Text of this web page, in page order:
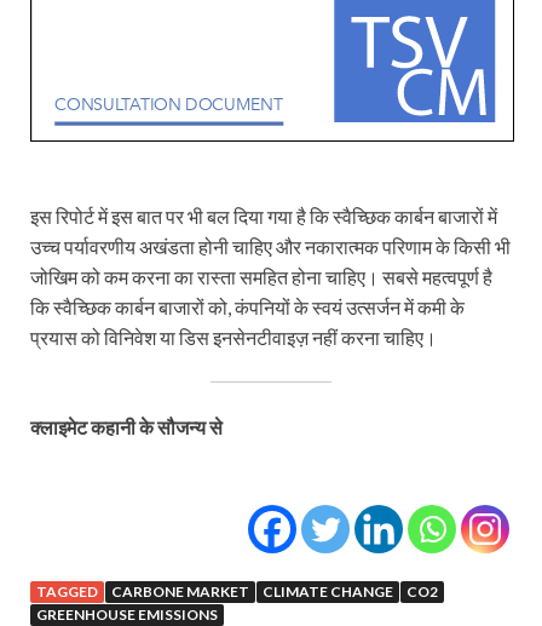
इस रिपोर्ट में इस बात पर भी बल दिया गया है कि स्वैच्छिक कार्बन बाजारों में
उच्च पर्यावरणीय अखंडता होनी चाहिए और नकारात्मक परिणाम के किसी भी
जोखिम को कम करना का रास्ता समहित होना चाहिए। सबसे महत्वपूर्ण है
कि स्वैच्छिक कार्बन बाजारों को, कंपनियों के स्वयं उत्सर्जन में कमी के
प्रयास को विनिवेश या डिस इनसेनटीवाइज़ नहीं करना चाहिए।
क्लाइमेट कहानी के सौजन्य से
TAGGED CARBONE MARKET CLIMATE CHANGE
CO2
GREENHOUSE EMISSIONS